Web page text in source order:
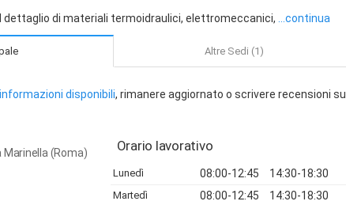
dettaglio di materiali termoidraulici, elettromeccanici,
...continua
Altre Sedi (1)
disponibili, rimanere aggiornato o scrivere recensioni su
Marinella (Roma) Orario lavorativo
Lunedì 08:00-12:45 14:30-18:30
Martedì 08:00-12:45 14:30-18:30